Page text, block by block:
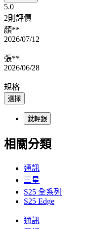
5.0
2則評價
顏**
2026/07/12
張**
2026/06/28
規格
選擇
鈦輕銀
相關分類
通訊
三星
S25 全系列
S25 Edge
通訊